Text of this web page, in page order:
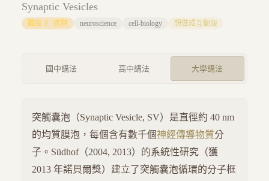
Synaptic Vesicles
難度 3 · 進階 neuroscience cell-biology 想做成互動版
國中講法 高中講法 大學講法
突觸囊泡（Synaptic Vesicle, SV）是直徑約 40 nm
的均質膜泡，每個含有數千個神經傳導物質分
子。Südhof（2004, 2013）的系統性研究（獲
2013 年諾貝爾獎）建立了突觸囊泡循環的分子框